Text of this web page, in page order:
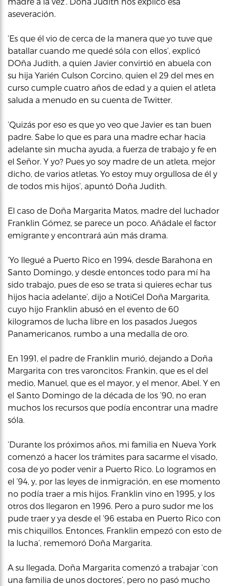
aseveración.
‘Es que él vio de cerca de la manera que yo tuve que
batallar cuando me quedé sóla con ellos’, explicó
DOña Judith, a quien Javier convirtió en abuela con
su hija Yarién Culson Corcino, quien el 29 del mes en
curso cumple cuatro años de edad y a quien el atleta
saluda a menudo en su cuenta de Twitter.
‘Quizás por eso es que yo veo que Javier es tan buen
padre. Sabe lo que es para una madre echar hacia
adelante sin mucha ayuda, a fuerza de trabajo y fe en
el Señor. Y yo? Pues yo soy madre de un atleta, mejor
dicho, de varios atletas. Yo estoy muy orgullosa de él y
de todos mis hijos’, apuntó Doña Judith.
El caso de Doña Margarita Matos, madre del luchador
Franklin Gómez, se parece un poco. Añádale el factor
emigrante y encontrará aún más drama.
‘Yo llegué a Puerto Rico en 1994, desde Barahona en
Santo Domingo, y desde entonces todo para mí ha
sido trabajo, pues de eso se trata si quieres echar tus
hijos hacia adelante’, dijo a NotiCel Doña Margarita,
cuyo hijo Franklin abusó en el evento de 60
kilogramos de lucha libre en los pasados Juegos
Panamericanos, rumbo a una medalla de oro.
En 1991, el padre de Franklin murió, dejando a Doña
Margarita con tres varoncitos: Frankin, que es el del
medio, Manuel, que es el mayor, y el menor, Abel. Y en
el Santo Domingo de la década de los ’90, no eran
muchos los recursos que podía encontrar una madre
sóla.
‘Durante los próximos años, mi familia en Nueva York
comenzó a hacer los trámites para sacarme el visado,
cosa de yo poder venir a Puerto Rico. Lo logramos en
el ’94, y, por las leyes de inmigración, en ese momento
no podía traer a mis hijos. Franklin vino en 1995, y los
otros dos llegaron en 1996. Pero a puro sudor me los
pude traer y ya desde el ’96 estaba en Puerto Rico con
mis chiquillos. Entonces, Franklin empezó con esto de
la lucha’, rememoró Doña Margarita.
A su llegada, Doña Margarita comenzó a trabajar ‘con
una familia de unos doctores’, pero no pasó mucho